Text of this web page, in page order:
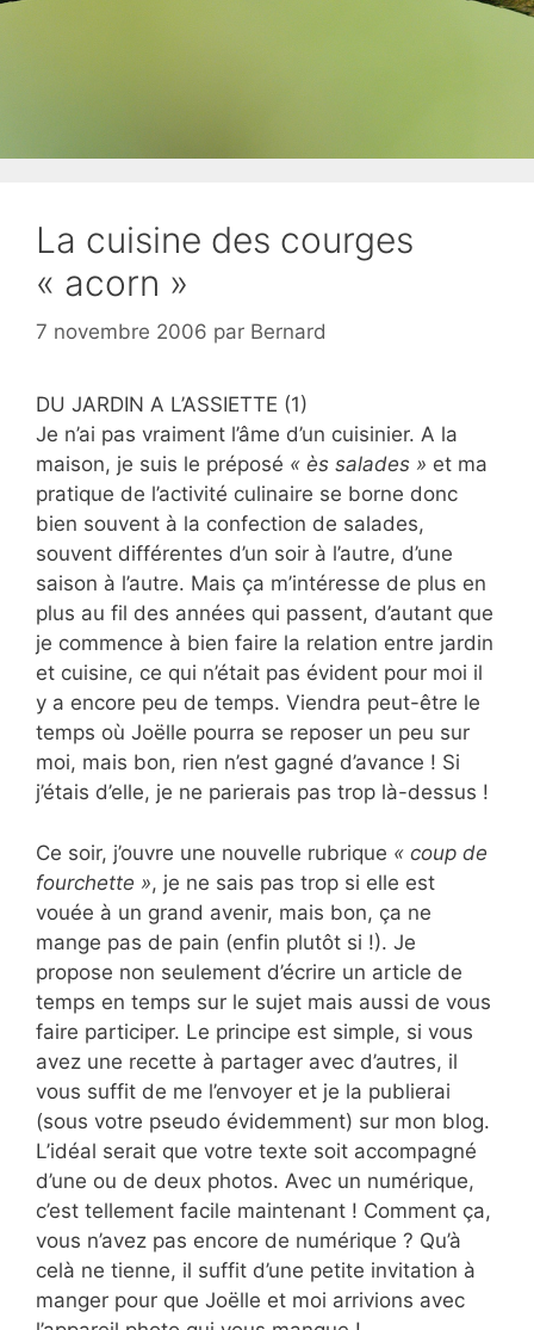
La cuisine des courges
« acorn »
7 novembre 2006 par Bernard
DU JARDIN A L’ASSIETTE (1)
Je n’ai pas vraiment l’âme d’un cuisinier. A la
maison, je suis le préposé « ès salades » et ma
pratique de l’activité culinaire se borne donc
bien souvent à la confection de salades,
souvent différentes d’un soir à l’autre, d’une
saison à l’autre. Mais ça m’intéresse de plus en
plus au fil des années qui passent, d’autant que
je commence à bien faire la relation entre jardin
et cuisine, ce qui n’était pas évident pour moi il
y a encore peu de temps. Viendra peut-être le
temps où Joëlle pourra se reposer un peu sur
moi, mais bon, rien n’est gagné d’avance ! Si
j’étais d’elle, je ne parierais pas trop là-dessus !
Ce soir, j’ouvre une nouvelle rubrique « coup de
fourchette », je ne sais pas trop si elle est
vouée à un grand avenir, mais bon, ça ne
mange pas de pain (enfin plutôt si !). Je
propose non seulement d’écrire un article de
temps en temps sur le sujet mais aussi de vous
faire participer. Le principe est simple, si vous
avez une recette à partager avec d’autres, il
vous suffit de me l’envoyer et je la publierai
(sous votre pseudo évidemment) sur mon blog.
L’idéal serait que votre texte soit accompagné
d’une ou de deux photos. Avec un numérique,
c’est tellement facile maintenant ! Comment ça,
vous n’avez pas encore de numérique ? Qu’à
celà ne tienne, il suffit d’une petite invitation à
manger pour que Joëlle et moi arrivions avec